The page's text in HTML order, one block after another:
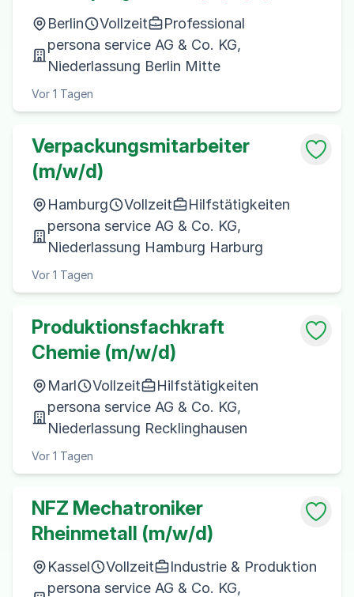
Berlin Vollzeit
Professional
persona service AG & Co. KG,
Niederlassung Berlin Mitte
Vor 1 Tagen
Verpackungsmitarbeiter
(m/w/d)
Hamburg Vollzeit
Hilfstätigkeiten
persona service AG & Co. KG,
Niederlassung Hamburg Harburg
Vor 1 Tagen
Produktionsfachkraft
Chemie (m/w/d)
Marl Vollzeit
Hilfstätigkeiten
persona service AG & Co. KG,
Niederlassung Recklinghausen
Vor 1 Tagen
NFZ Mechatroniker
Rheinmetall (m/w/d)
Kassel Vollzeit
Industrie & Produktion
persona service AG & Co. KG,